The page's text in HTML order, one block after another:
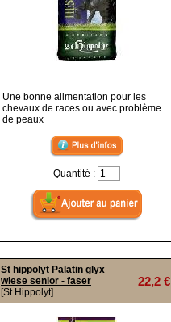
Une bonne alimentation pour les
chevaux de races ou avec problème
de peaux
Quantité :
St hippolyt Palatin glyx
wiese senior - faser
[St Hippolyt]
22,2 €